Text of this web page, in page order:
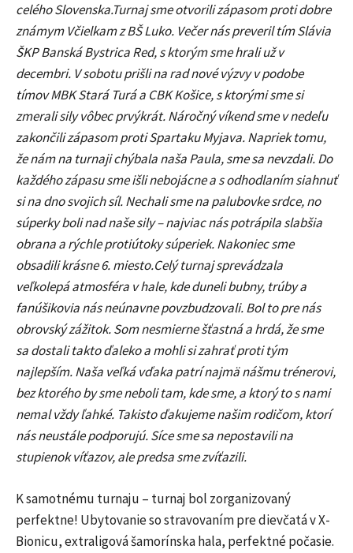
celého Slovenska.Turnaj sme otvorili zápasom proti dobre
známym Včielkam z BŠ Luko. Večer nás preveril tím Slávia
ŠKP Banská Bystrica Red, s ktorým sme hrali už v
decembri. V sobotu prišli na rad nové výzvy v podobe
tímov MBK Stará Turá a CBK Košice, s ktorými sme si
zmerali sily vôbec prvýkrát. Náročný víkend sme v nedeľu
zakončili zápasom proti Spartaku Myjava. Napriek tomu,
že nám na turnaji chýbala naša Paula, sme sa nevzdali. Do
každého zápasu sme išli nebojácne a s odhodlaním siahnuť
si na dno svojich síl. Nechali sme na palubovke srdce, no
súperky boli nad naše sily – najviac nás potrápila slabšia
obrana a rýchle protiútoky súperiek. Nakoniec sme
obsadili krásne 6. miesto.Celý turnaj sprevádzala
veľkolepá atmosféra v hale, kde duneli bubny, trúby a
fanúšikovia nás neúnavne povzbudzovali. Bol to pre nás
obrovský zážitok. Som nesmierne šťastná a hrdá, že sme
sa dostali takto ďaleko a mohli si zahrať proti tým
najlepším. Naša veľká vďaka patrí najmä nášmu trénerovi,
bez ktorého by sme neboli tam, kde sme, a ktorý to s nami
nemal vždy ľahké. Takisto ďakujeme našim rodičom, ktorí
nás neustále podporujú. Síce sme sa nepostavili na
stupienok víťazov, ale predsa sme zvíťazili.
K samotnému turnaju – turnaj bol zorganizovaný
perfektne! Ubytovanie so stravovaním pre dievčatá v X-
Bionicu, extraligová šamorínska hala, perfektné počasie.